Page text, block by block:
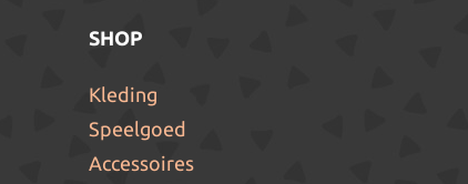
SHOP
Kleding
Speelgoed
Accessoires